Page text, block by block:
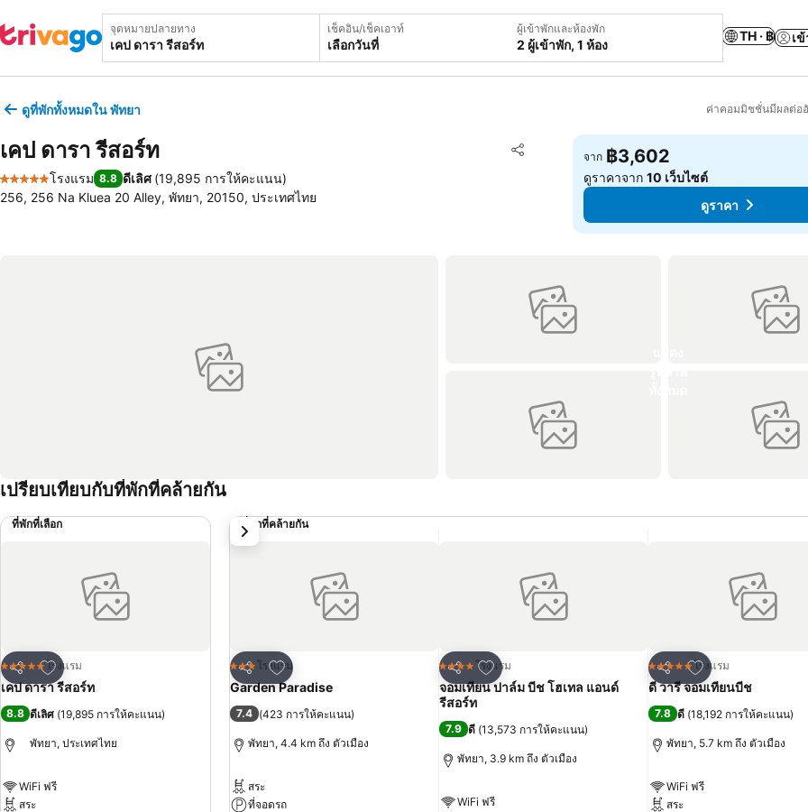
จุดหมายปลายทาง เช็คอิน/เช็คเอาท์
เลือกวันที่
ผู้เข้าพักและห้องพัก
2 ผู้เข้าพัก, 1 ห้อง
TH · ฿ เ
ดูที่พักทั้งหมดใน พัทยา ค่าคอมมิชชั่นมีผลต่อ
เคป ดารา รีสอร์ท แชร์
เพิ่มในรายการโปรด
5 ดาว
โรงแรม 8.8 ดีเลิศ (19,895 การให้คะแนน)
256, 256 Na Kluea 20 Alley, พัทยา, 20150, ประเทศไทย
จาก ฿3,602
ดูราคาจาก10 เว็บไซต์
ดูราคา
เปรียบเทียบกับที่พักที่คล้ายกัน
ที่พักที่เลือก
แชร์
เพิ่มในรายการโปรด
5 ดาว โรงแรม
เคป ดารา รีสอร์ท
8.8 ดีเลิศ (19,895 การให้คะแนน)
พัทยา, ประเทศไทย
WiFi ฟรี
สระ
ที่พักที่คล้ายกัน
แชร์
เพิ่มในรายการโปรด
3 ดาว โรงแรม
Garden Paradise
7.4 (423 การให้คะแนน)
พัทยา, 4.4 km ถึง ตัวเมือง
สระ
ที่จอดรถ
แชร์
เพิ่มในรายการโปรด
4 ดาว โรงแรม
จอมเทียน ปาล์ม บีช โฮเทล แอนด์
รีสอร์ท
7.9 ดี (13,573 การให้คะแนน)
พัทยา, 3.9 km ถึง ตัวเมือง
WiFi ฟรี
แชร์
เพิ่มในรายการโปร
5 ดาว โรงแรม
ดี วารี จอมเทียนบีช
7.8 ดี (18,192 การให้คะแนน)
พัทยา, 5.7 km ถึง ตัวเมือง
WiFi ฟรี
สระ
ถัดไป